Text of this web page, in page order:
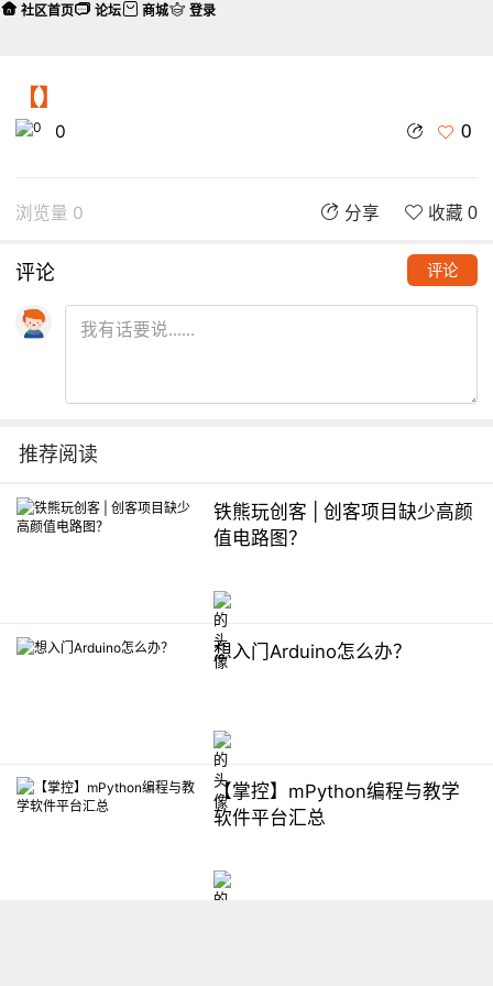
【】
0 0
浏览量 0 分享 收藏 0
评论 评论
推荐阅读
铁熊玩创客 | 创客项目缺少高颜
值电路图？
想入门Arduino怎么办？
【掌控】mPython编程与教学
软件平台汇总
社区首页 论坛 商城 登录